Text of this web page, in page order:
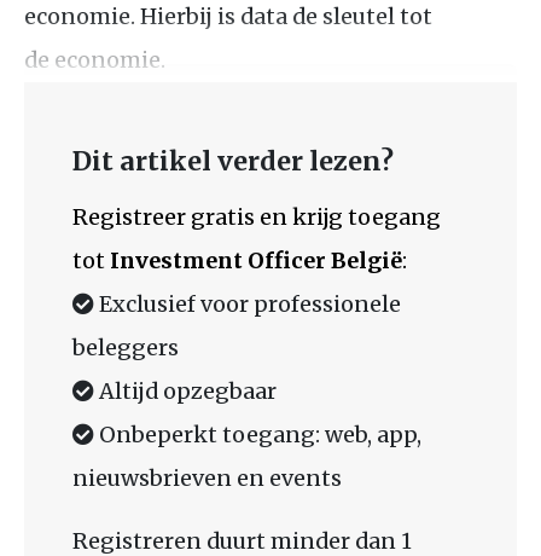
economie. Hierbij is data de sleutel tot
de economie.
Dit artikel verder lezen?
Registreer gratis en krijg toegang
tot Investment Officer België:
Exclusief voor professionele
beleggers
Altijd opzegbaar
Onbeperkt toegang: web, app,
nieuwsbrieven en events
Registreren duurt minder dan 1